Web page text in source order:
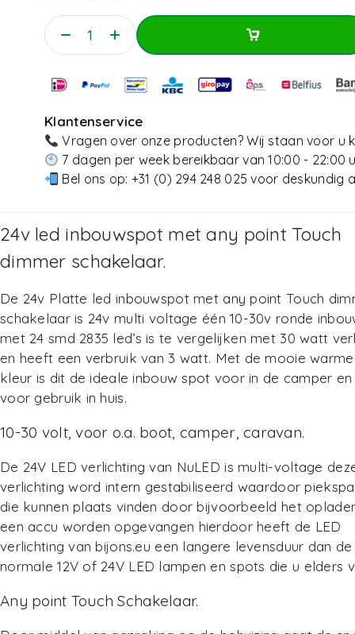
Toevoegen Aan Winkelwagen
Klantenservice
Vragen over onze producten? Wij staan voor u
7 dagen per week bereikbaar van 10:00 - 22:00
Bel ons op: +31 (0) 294 248 025 voor deskundig
24v led inbouwspot met any point Touch
dimmer schakelaar.
De 24v Platte led inbouwspot met any point Touch
schakelaar is 24v multi voltage één 10-30v ronde
met 24 smd 2835 led’s is te vergelijken met 30 watt
en heeft een verbruik van 3 watt. Met de mooie
kleur is dit de ideale inbouw spot voor in de camper
voor gebruik in huis.
10-30 volt, voor o.a. boot, camper, caravan.
De 24V LED verlichting van NuLED is multi-voltage
verlichting word intern gestabiliseerd waardoor
die kunnen plaats vinden door bijvoorbeeld het
een accu worden opgevangen hierdoor heeft de LED
verlichting van bijons.eu een langere levensduur dan de
normale 12V of 24V LED lampen en spots die u elders
Any point Touch Schakelaar.